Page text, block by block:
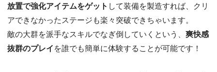
放置で強化アイテムをゲット して装備を製造すれば、クリ
アできなかったステージも楽々突破できちゃいます。
敵の大群を派手なスキルでなぎ倒していくという、 爽快感
抜群のプレイ を誰でも簡単に体験することが可能です！